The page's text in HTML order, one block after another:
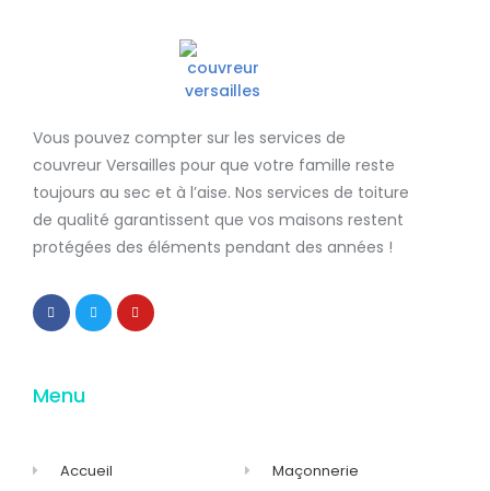
Vous pouvez compter sur les services de
couvreur Versailles pour que votre famille reste
toujours au sec et à l’aise. Nos services de toiture
de qualité garantissent que vos maisons restent
protégées des éléments pendant des années !
Menu
Accueil
Maçonnerie